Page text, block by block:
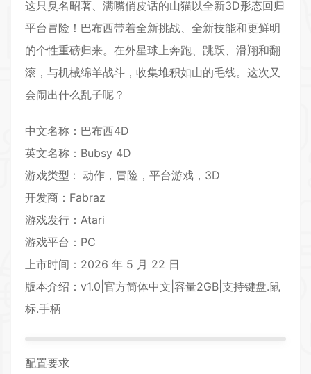
这只臭名昭著、满嘴俏皮话的山猫以全新3D形态回归
平台 冒险 ！巴布西带着全新挑战、全新技能和更鲜明
的个性重磅归来。在外星球上奔跑、跳跃、滑翔和翻
滚，与机械绵羊战斗 ，收集堆积如山的毛线。这次又
会闹出什么乱子呢？
中文名称：巴布西4D
英文名称：Bubsy 4D
游戏类型 : 动作 ，冒险， 平台游戏 ，3D
开发商：Fabraz
游戏发行：Atari
游戏平台：PC
上市时间：2026 年 5 月 22 日
版本介绍：v1.0|官方简体中文|容量2GB|支持键盘.鼠
标.手柄
配置要求